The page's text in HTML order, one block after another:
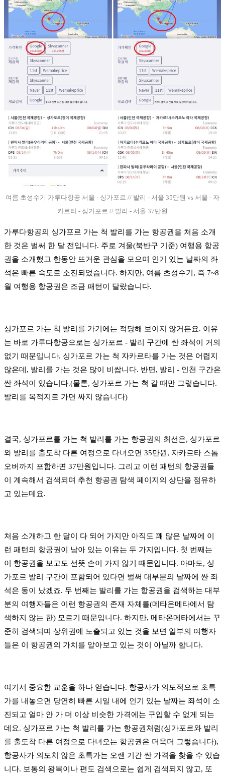
여름 초성수기 가루다항공 서울 - 싱가포르 // 발리 - 서울 35만원 vs 서울 - 자
카르타 - 싱가포르 // 발리 - 서울 37만원
가루다항공의 싱가포르 가는 척 발리를 가는 항공권을 처음 소개
한 것은 벌써 한 달 전입니다. 주로 겨울(북반구 기준) 여행용 항공
권을 소개했고 한동안 뜨거운 관심을 모으며 인기 있는 날짜의 좌
석은 빠른 속도로 소진되었습니다. 하지만, 여름 초성수기, 즉 7~8
월 여행용 항공권은 조금 패턴이 달랐습니다.
싱가포르 가는 척 발리를 가기에는 적당해 보이지 않거든요. 이유
는 바로 가루다항공으로는 싱가포르 - 발리 구간에 싼 좌석이 거의
없기 때문입니다. 싱가포르 가는 척 자카르타를 가는 것은 어렵지
않은데, 발리를 가는 것은 많이 비쌉니다. 반면, 발리 - 인천 구간은
싼 좌석이 있습니다.(물론, 싱가포르 가는 척 갈 때만 그렇습니다.
발리를 목적지로 가면 싸지 않습니다)
결국, 싱가포르를 가는 척 발리를 가는 항공권의 최선은, 싱가포르
와 발리를 출도착 다른 여정으로 다녀오면 35만원, 자카르타 스톱
오버까지 포함하면 37만원입니다. 그리고 이런 패턴의 항공권들
이 계속해서 검색되며 추천 항공권 탐색 페이지의 상단을 점유하
고 있는데요.
처음 소개하고 한 달이 다 되어 가지만 아직도 꽤 많은 날짜에 이
런 패턴의 항공권이 남아 있는 이유는 두 가지입니다. 첫 번째는
이 항공권을 보고도 선뜻 손이 가지 않기 때문입니다. 아마도, 싱
가포르 발리 구간이 포함되어 있다면 벌써 대부분의 날짜에 싼 좌
석은 동이 났겠죠. 두 번째는 발리를 가는 항공권을 검색하는 대부
분의 여행자들은 이런 항공권의 존재 자체를(메타온메타에서 탐
색하지 않는 한) 모르기 때문입니다. 하지만, 메타온메타에서는 꾸
준히 검색되며 상위권에 노출되고 있는 것을 보면 일부의 여행자
들은 이 항공권의 가치를 알아보고 있는 것이 아닐까 합니다.
여기서 중요한 교훈을 하나 얻습니다. 항공사가 의도적으로 초특
가를 내놓으면 당연히 빠른 시일 내에 인기 있는 날짜는 좌석이 소
진되고 얼마 안 가 더 이상 비슷한 가격에는 구입할 수 없게 되는
데요. 싱가포르 가는 척 발리를 가는 항공권처럼(싱가포르와 발리
를 출도착 다른 여정으로 다녀오는 항공권은 더욱더 그렇습니다),
항공사가 의도치 않은 초특가는 오랜 기간 싼 가격을 찾을 수 있습
니다. 보통의 왕복이나 편도 검색으로는 쉽게 검색되지 않고, 또